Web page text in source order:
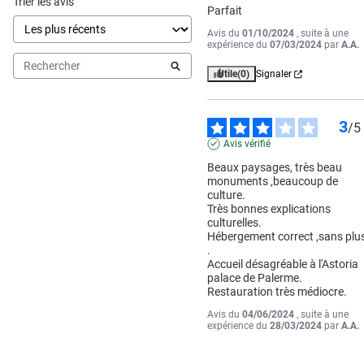
Parfait
Avis du01/10/2024 , suite à une
expérience du07/03/2024 parA.A.
Utile(0) Signaler
3/5
Avis vérifié
Beaux paysages, très beau
monuments ,beaucoup de
culture.
Très bonnes explications
culturelles.
Hébergement correct ,sans
.
Accueil désagréable à l'Astoria
palace de Palerme.
Restauration très médiocre.
Avis du04/06/2024 , suite à une
expérience du28/03/2024 parA.A.